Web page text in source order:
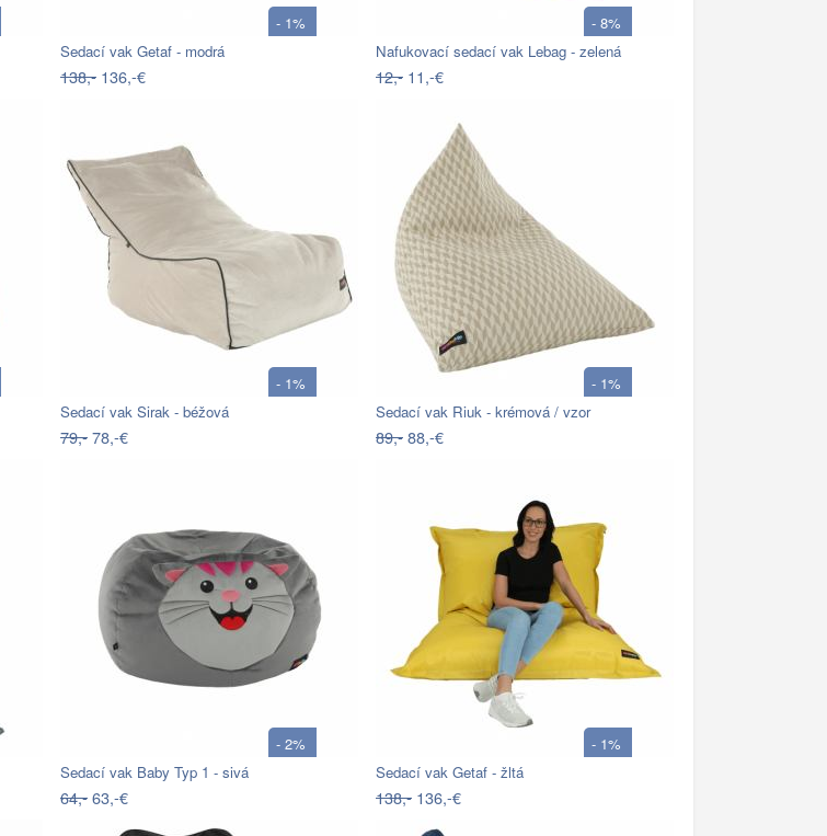
- 1%
Sedací vak Getaf - modrá
138,- 136,-€
- 8%
Nafukovací sedací vak Lebag - zelená
12,- 11,-€
- 1%
Sedací vak Sirak - béžová
79,-78,-€
- 1%
Sedací vak Riuk - krémová / vzor
89,-88,-€
- 2%
Sedací vak Baby Typ 1 - sivá
64,-63,-€
- 1%
Sedací vak Getaf - žltá
138,- 136,-€